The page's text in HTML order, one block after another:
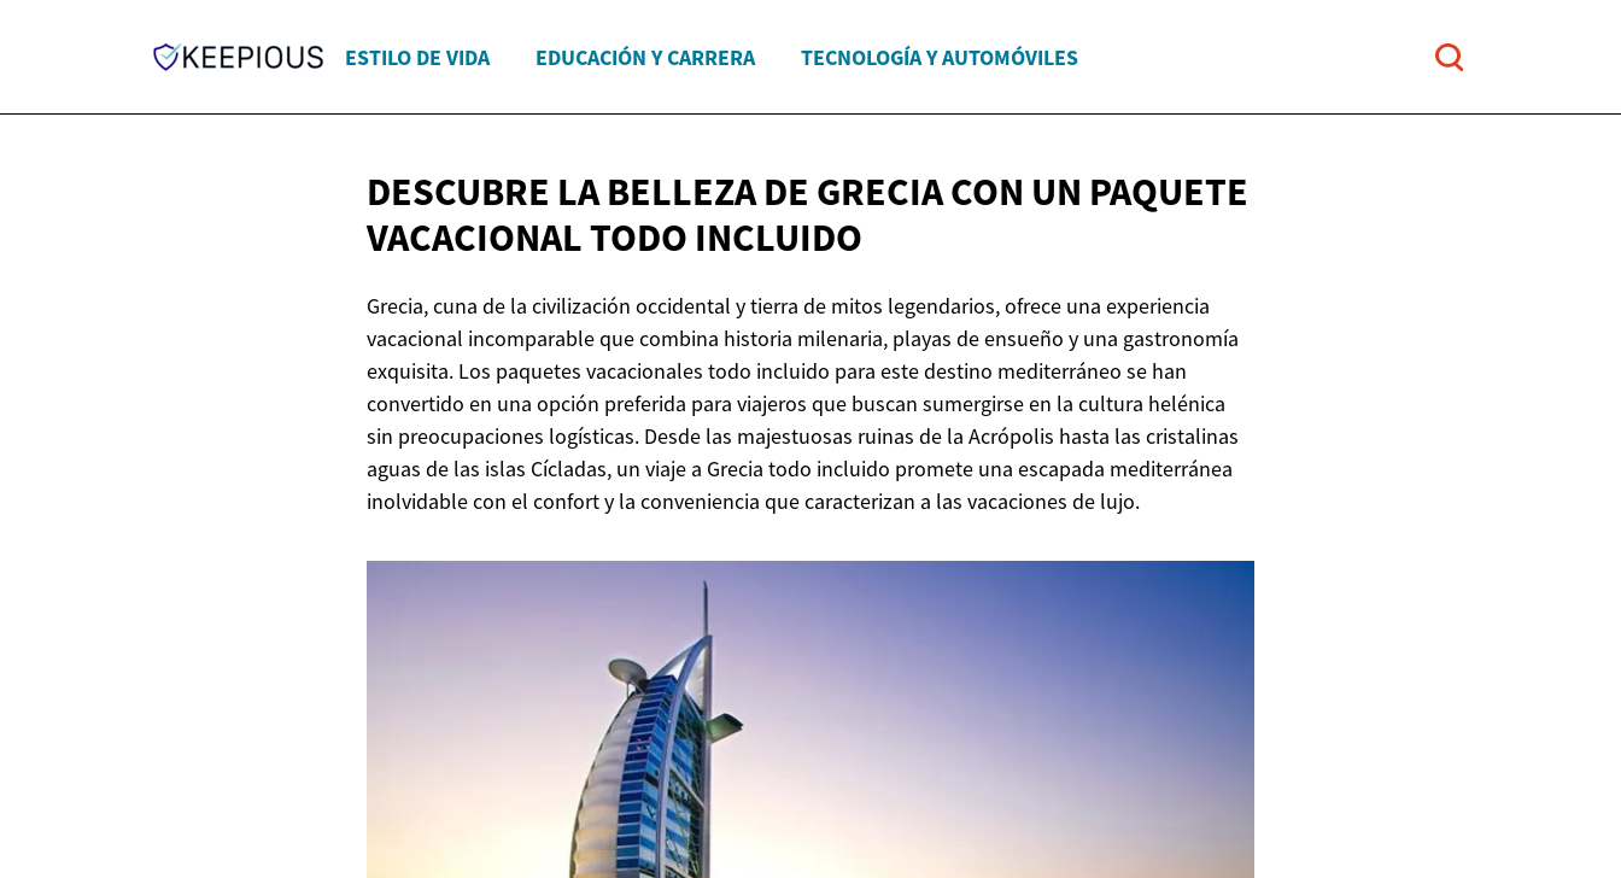
ESTILO DE VIDA EDUCACIÓN Y CARRERA TECNOLOGÍA Y AUTOMÓVILES
DESCUBRE LA BELLEZA DE GRECIA CON UN PAQUETE
VACACIONALTODO INCLUIDO
Grecia, cuna de la civilización occidental y tierra de mitos legendarios, ofrece una experiencia
vacacional incomparable que combina historia milenaria, playas de ensueño y una gastronomía
exquisita. Los paquetes vacacionales todo incluido para este destino mediterráneo se han
convertido en una opción preferida para viajeros que buscan sumergirse en la cultura helénica
sin preocupaciones logísticas. Desde las majestuosas ruinas de la Acrópolis hasta las cristalinas
aguas de las islas Cícladas, un viaje a Grecia todo incluido promete una escapada mediterránea
inolvidable con el confort y la conveniencia que caracterizan a las vacaciones de lujo.